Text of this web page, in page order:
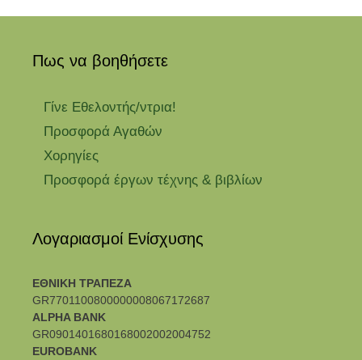
Πως να βοηθήσετε
Γίνε Εθελοντής/ντρια!
Προσφορά Αγαθών
Χορηγίες
Προσφορά έργων τέχνης & βιβλίων
Λογαριασμοί Ενίσχυσης
ΕΘΝΙΚΗ ΤΡΑΠΕΖΑ
GR7701100800000008067172687
ALPHA BANK
GR0901401680168002002004752
EUROBANK